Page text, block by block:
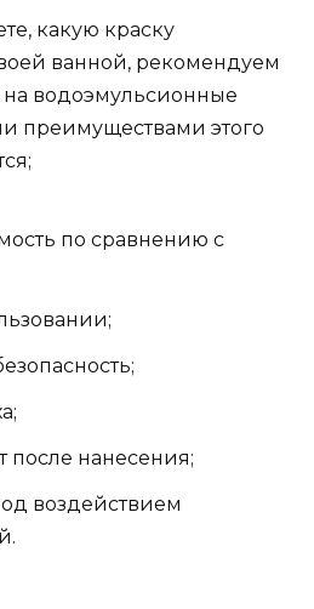
какую краску
ванной, рекомендуем
водоэмульсионные
преимуществами этого
по сравнению с
после нанесения;
воздействием